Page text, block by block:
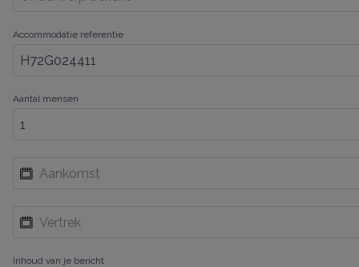
Accommodatie referentie
Aantal mensen
Inhoud van je bericht